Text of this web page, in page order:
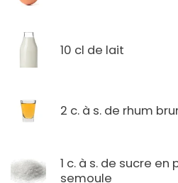
10 cl de lait
2 c. à s. de rhum
1 c. à s. de sucre
semoule